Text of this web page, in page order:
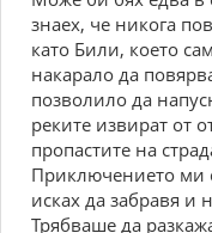
знаех, че никога
като Били, което
накарало да
позволило да
реките извират от
пропастите на
Приключението ми
исках да забравя и
Трябваше да